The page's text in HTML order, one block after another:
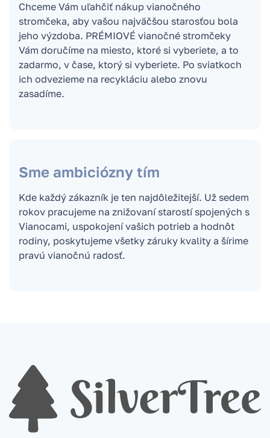
Chceme Vám uľahčiť nákup vianočného
stromčeka, aby vašou najväčšou starosťou bola
jeho výzdoba. PRÉMIOVÉ vianočné stromčeky
Vám doručíme na miesto, ktoré si vyberiete, a to
zadarmo, v čase, ktorý si vyberiete. Po sviatkoch
ich odvezieme na recykláciu alebo znovu
zasadíme.
Sme ambiciózny tím
Kde každý zákazník je ten najdôležitejší. Už sedem
rokov pracujeme na znižovaní starostí spojených s
Vianocami, uspokojení vašich potrieb a hodnôt
rodiny, poskytujeme všetky záruky kvality a šírime
pravú vianočnú radosť.